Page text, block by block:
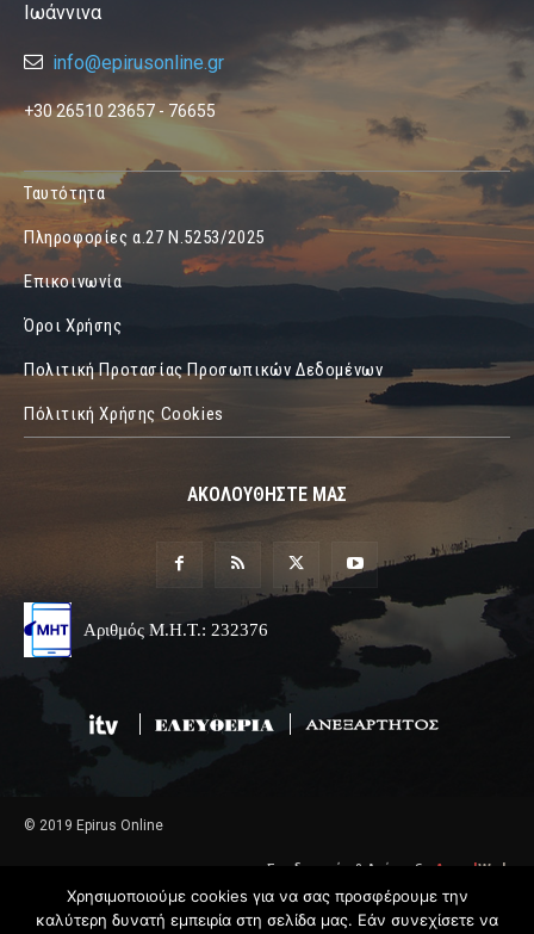
Ιωάννινα
info@epirusonline.gr
+30 26510 23657 - 76655
Ταυτότητα
Πληροφορίες α.27 Ν.5253/2025
Επικοινωνία
Όροι Χρήσης
Πολιτική Προτασίας Προσωπικών Δεδομένων
Πόλιτική Χρήσης Cookies
ΑΚΟΛΟΥΘΗΣΤΕ ΜΑΣ
Αριθμός Μ.Η.Τ.: 232376
© 2019 Epirus Online
Σχεδιασμός & Ανάπτυξη AngelWeb
Χρησιμοποιούμε cookies για να σας προσφέρουμε την
καλύτερη δυνατή εμπειρία στη σελίδα μας. Εάν συνεχίσετε να